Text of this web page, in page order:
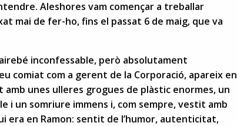
Aleshores vam començar a treballar
mai de fer-ho, fins el passat 6 de maig, que va
inconfessable, però absolutament
comiat com a gerent de la Corporació, apareix en
unes ulleres grogues de plàstic enormes, un
i un somriure immens i, com sempre, vestit amb
era en Ramon: sentit de l’humor, autenticitat,